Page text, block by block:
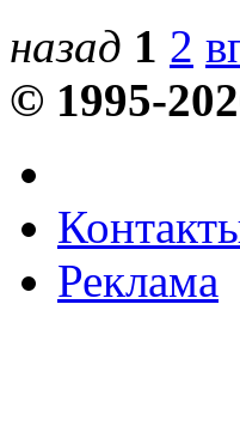
назад 1 2
© 1995-
Реклама